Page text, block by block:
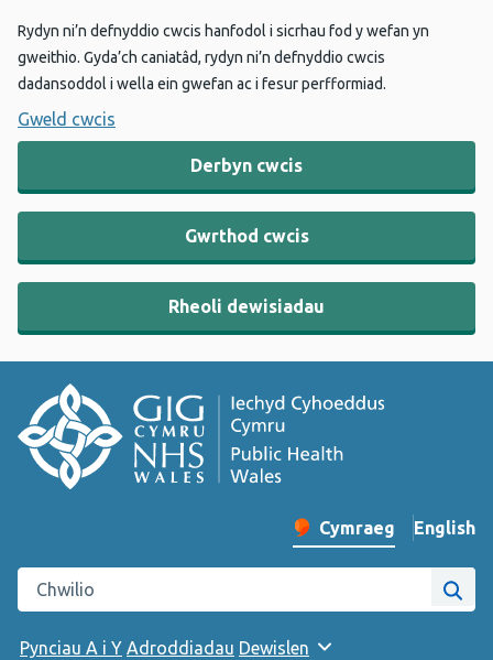
Rydyn ni’n defnyddio cwcis hanfodol i sicrhau fod y wefan yn
gweithio. Gyda’ch caniatâd, rydyn ni’n defnyddio cwcis
dadansoddol i wella ein gwefan ac i fesur perfformiad.
Gweld cwcis
Derbyn cwcis
Gwrthod cwcis
Rheoli dewisiadau
Newid iaith y wefan
Cymraeg English
–
Chwilio gwefan Iechyd Cyhoeddus Cymru
Pynciau A i Y Adroddiadau Dewislen